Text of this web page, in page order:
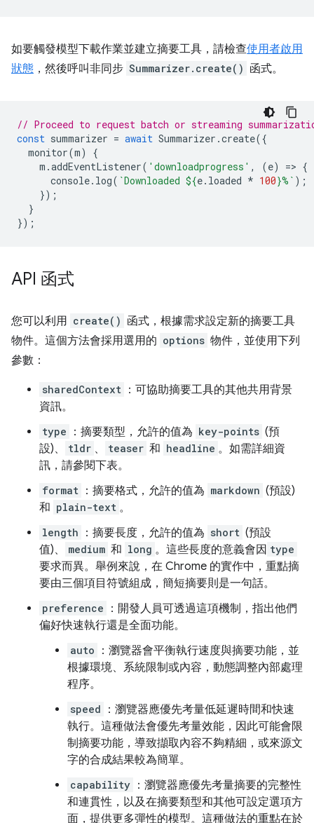
如要觸發模型下載作業並建立摘要工具，請檢查使用者啟用
狀態 ，然後呼叫非同步 Summarizer.create() 函式。
// Proceed to request batch or streaming
const summarizer = await Summarizer .create({
monitor(m)
{
m .addEventListener( 'downloadprogress' , (e) => {
console. log( `Downloaded ${e. loaded * 100}%` );
});
}
});
API 函式
您可以利用 create() 函式，根據需求設定新的摘要工具
物件。這個方法會採用選用的 options 物件，並使用下列
參數：
sharedContext ：可協助摘要工具的其他共用背景
資訊。
type ：摘要類型，允許的值為 key-points (預
設)、
tldr 、 teaser 和 headline 。如需詳細資
訊，請參閱下表。
format ：摘要格式，允許的值為 markdown (預設)
和 plain-text 。
length ：摘要長度，允許的值為 short (預設
值)、
medium 和 long 。這些長度的意義會因 type
要求而異。舉例來說，在 Chrome 的實作中，重點摘
要由三個項目符號組成，簡短摘要則是一句話。
preference
：開發人員可透過這項機制，指出他們
偏好快速執行還是全面功能。
auto
：瀏覽器會平衡執行速度與摘要功能，並
根據環境、系統限制或內容，動態調整內部處理
程序。
speed
：瀏覽器應優先考量低延遲時間和快速
執行。這種做法會優先考量效能，因此可能會限
制摘要功能，導致擷取內容不夠精細，或來源文
字的合成結果較為簡單。
capability ：瀏覽器應優先考量摘要的完整性
和連貫性，以及在摘要類型和其他可設定選項方
面，提供更多彈性的模型。這種做法的重點在於